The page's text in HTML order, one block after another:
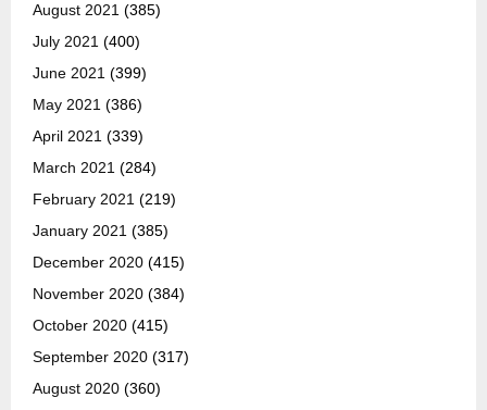
August 2021 (385)
July 2021 (400)
June 2021 (399)
May 2021 (386)
April 2021 (339)
March 2021 (284)
February 2021 (219)
January 2021 (385)
December 2020 (415)
November 2020 (384)
October 2020 (415)
September 2020 (317)
August 2020 (360)